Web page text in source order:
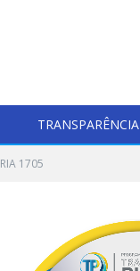
TRANSPARÊNCIA
1705